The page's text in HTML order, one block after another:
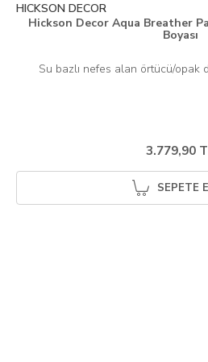
HICKSON DECOR
Hickson Decor Aqua Breather
Boyası
Su bazlı nefes alan örtücü/opak
3.779,90
SEPETE